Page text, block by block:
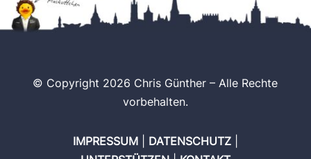
© Copyright 2026 Chris Günther – Alle Rechte
vorbehalten.
IMPRESSUM| DATENSCHUTZ|